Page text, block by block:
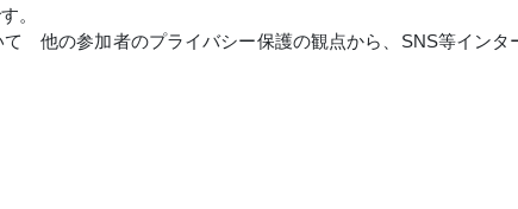
。
他の参加者のプライバシー保護の観点から、SNS等インタ